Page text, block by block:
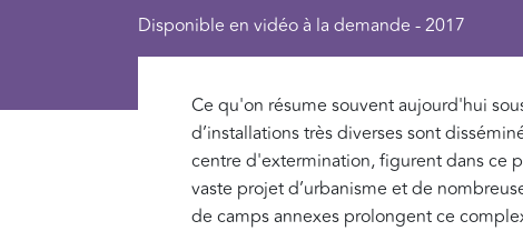
Disponible en vidéo à la demande - 2017
Ce qu'on résume souvent aujourd'hui
d’installations très diverses sont
centre d'extermination, figurent dans ce
vaste projet d’urbanisme et de
de camps annexes prolongent ce